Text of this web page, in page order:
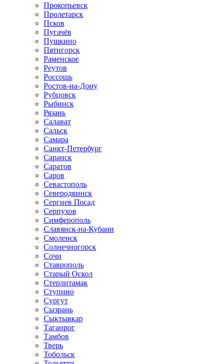
Прокопьевск
Пролетарск
Псков
Пугачёв
Пушкино
Пятигорск
Раменское
Реутов
Россошь
Ростов-на-Дону
Рубцовск
Рыбинск
Рязань
Салават
Сальск
Самара
Санкт-Петербург
Саранск
Саратов
Саров
Севастополь
Северодвинск
Сергиев Посад
Серпухов
Симферополь
Славянск-на-Кубани
Смоленск
Солнечногорск
Сочи
Ставрополь
Старый Оскол
Стерлитамак
Ступино
Сургут
Сызрань
Сыктывкар
Таганрог
Тамбов
Тверь
Тобольск